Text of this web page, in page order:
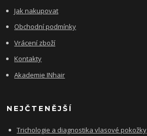
Jak nakupovat
Obchodní podmínky
Vrácení zboží
Kontakty
Akademie INhair
NEJČTENĚJŠÍ
Trichologie a diagnostika vlasové pokožky